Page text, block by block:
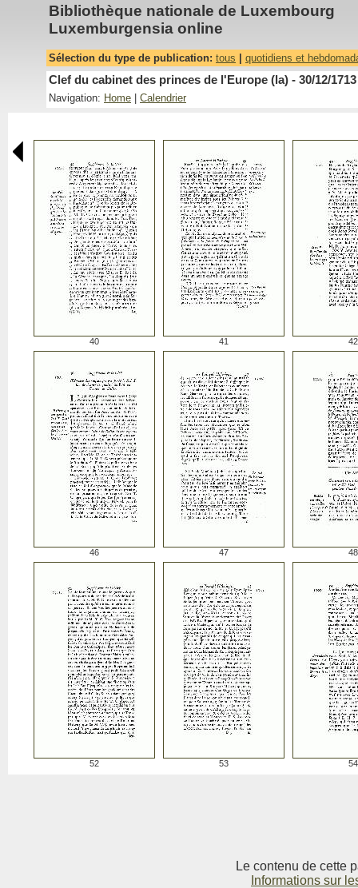
Bibliothèque nationale de Luxembourg
Luxemburgensia online
Sélection du type de publication: tous quotidiens et
Clef du cabinet des princes de l'Europe (la) - 30/12/1713
Navigation: Home Calendrier
40 41 42
46 47 48
52 53 54
Le contenu de cette
Informations sur